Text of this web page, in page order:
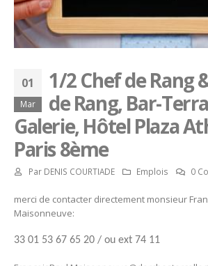
01
Mar
1/2 Chef de Rang
de Rang, Bar-
Galerie, Hôtel Plaza
Paris 8ème
Par DENIS COURTIADE Emplois 0
merci de contacter directement monsieur
Maisonneuve:
33 01 53 67 65 20 / ou ext 74 11